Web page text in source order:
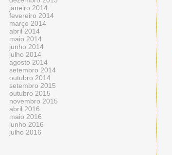
janeiro 2014
fevereiro 2014
março 2014
abril 2014
maio 2014
junho 2014
julho 2014
agosto 2014
setembro 2014
outubro 2014
setembro 2015
outubro 2015
novembro 2015
abril 2016
maio 2016
junho 2016
julho 2016